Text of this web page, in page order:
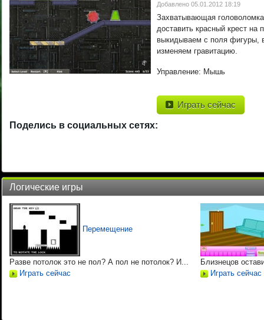
Добавлено 05.01.2012 18:19
Захватывающая
доставить красный крест
выкидываем с поля фигуры,
изменяем гравитацию.
Управление: Мышь
Играть сейчас
Поделись в социальных сетях:
Логические игры
Перемещение
Разве потолок это не пол? А пол не потолок? И...
Играть сейчас
Близнецов
Играть сейчас